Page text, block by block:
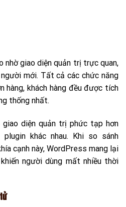
nhờ giao diện quản trị trực quan,
mới. Tất cả các chức năng
hàng, khách hàng đều được tích
thống nhất.
diện quản trị phức tạp hơn
khác nhau. Khi so sánh
cạnh này, WordPress mang lại
người dùng mất nhiều thời